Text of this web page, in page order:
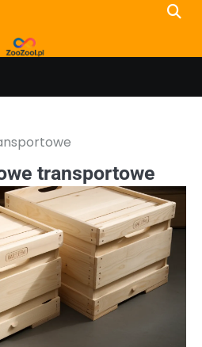
transportowe